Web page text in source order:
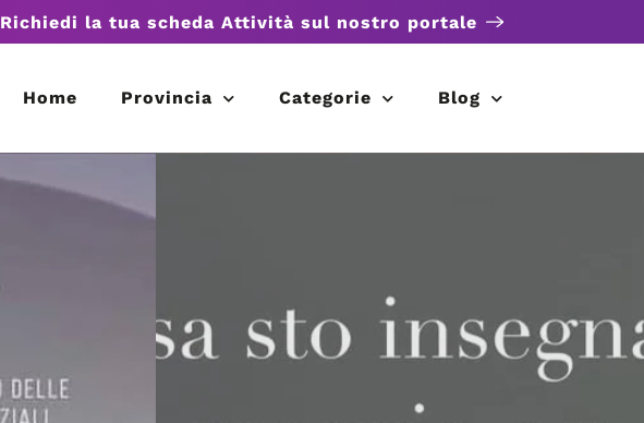
Richiedi la tua scheda Attività sul nostro portale
Home Provincia Categorie Blog